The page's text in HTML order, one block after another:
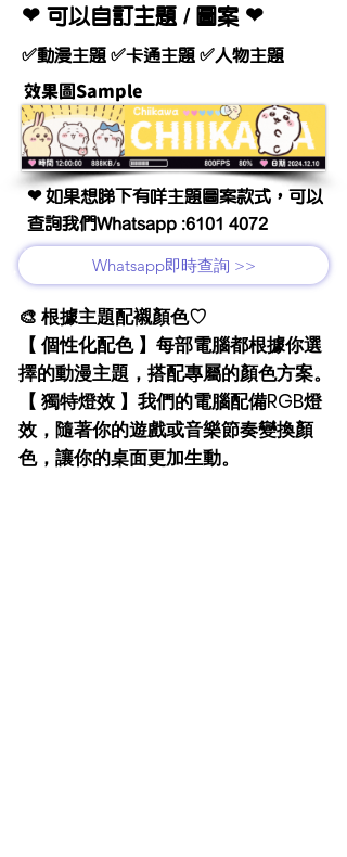
❤ 可以自訂主題 / 圖案 ❤
✅動漫主題 ✅卡通主題 ✅人物主題
效果圖Sample
❤ 如果想睇下有咩主題圖案款式，可以
查詢我們Whatsapp :6101 4072
Whatsapp即時查詢 >>
🎨 根據主題配襯顏色♡
【 個性化配色 】每部電腦都根據你選
擇的動漫主題，搭配專屬的顏色方案。
【 獨特燈效 】我們的電腦配備RGB燈
效，隨著你的遊戲或音樂節奏變換顏
色，讓你的桌面更加生動。